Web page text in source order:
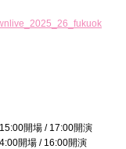
開場 / 17:00開演
開場 / 16:00開演